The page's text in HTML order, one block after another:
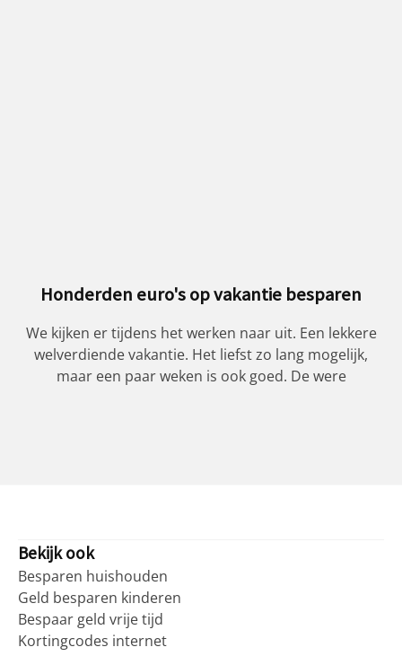
euro's op vakantie besparen
er tijdens het werken naar uit. Een lekkere
vakantie. Het liefst zo lang mogelijk,
een paar weken is ook goed. De were
Bekijk ook
Besparen huishouden
Geld besparen kinderen
Bespaar geld vrije tijd
Kortingcodes internet